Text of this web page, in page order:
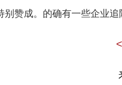
别赞成。的确有一些企业
样做，就把企业当成了政